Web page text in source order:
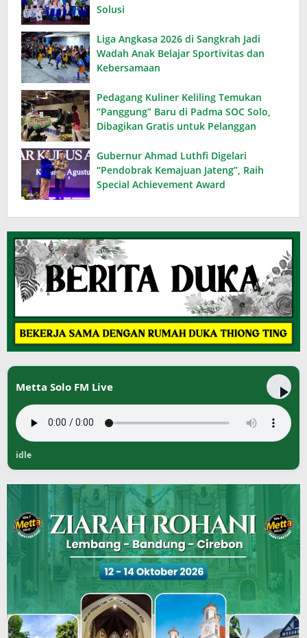
Solusi
Liga Angkasa 2026 di Sangkrah Jadi
Wadah Anak Belajar Sportivitas dan
Kebersamaan
Pedagang Kuliner Keliling Temukan
“Panggung” Baru di Padma SOC Solo,
Dibagikan Gratis untuk Pelanggan
Gubernur Ahmad Luthfi Digelari
“Pendobrak Kemajuan Jateng”, Raih
Special Achievement Award
Metta Solo FM Live
idle